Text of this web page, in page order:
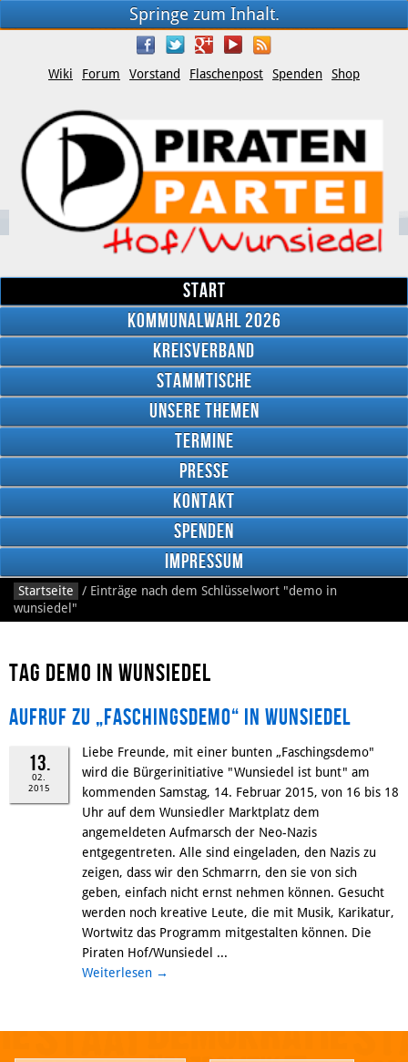
Springe zum Inhalt.
Facebook
Twitter
Google
Plus
YouTube
RSS
Wiki Forum Vorstand Flaschenpost Spenden Shop
Start
Kommunalwahl 2026
Kreisverband
Stammtische
Unsere Themen
Termine
Presse
Kontakt
Spenden
Impressum
Startseite / Einträge nach dem Schlüsselwort "demo in
wunsiedel"
Tag demo in wunsiedel
Aufruf zu „Faschingsdemo“ in Wunsiedel
13.
02.
2015
Liebe Freunde, mit einer bunten „Faschingsdemo"
wird die Bürgerinitiative "Wunsiedel ist bunt" am
kommenden Samstag, 14. Februar 2015, von 16 bis 18
Uhr auf dem Wunsiedler Marktplatz dem
angemeldeten Aufmarsch der Neo-Nazis
entgegentreten. Alle sind eingeladen, den Nazis zu
zeigen, dass wir den Schmarrn, den sie von sich
geben, einfach nicht ernst nehmen können. Gesucht
werden noch kreative Leute, die mit Musik, Karikatur,
Wortwitz das Programm mitgestalten können. Die
Piraten Hof/Wunsiedel ...
Weiterlesen →